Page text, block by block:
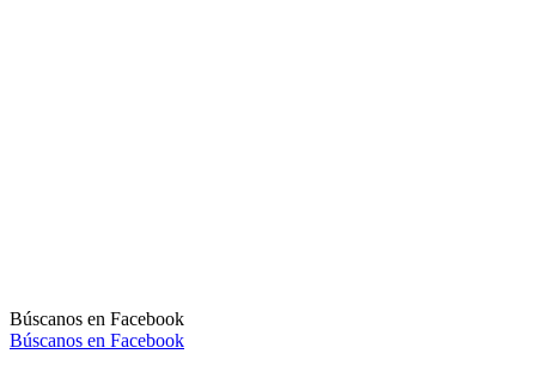
Búscanos en Facebook
Búscanos en Facebook